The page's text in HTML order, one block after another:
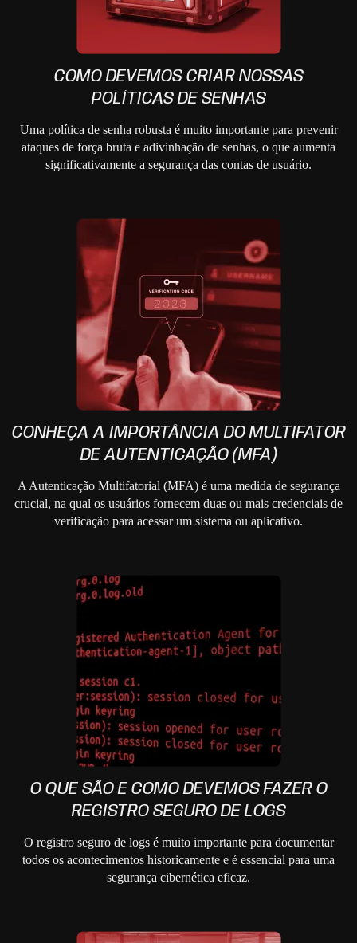
COMO DEVEMOS CRIAR NOSSAS
POLÍTICAS DE SENHAS
Uma política de senha robusta é muito importante para prevenir
ataques de força bruta e adivinhação de senhas, o que aumenta
significativamente a segurança das contas de usuário.
CONHEÇA A IMPORTÂNCIA DO MULTIFATOR
DE AUTENTICAÇÃO (MFA)
A Autenticação Multifatorial (MFA) é uma medida de segurança
crucial, na qual os usuários fornecem duas ou mais credenciais de
verificação para acessar um sistema ou aplicativo.
O QUE SÃO E COMO DEVEMOS FAZER O
REGISTRO SEGURO DE LOGS
O registro seguro de logs é muito importante para documentar
todos os acontecimentos historicamente e é essencial para uma
segurança cibernética eficaz.